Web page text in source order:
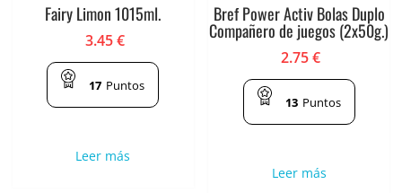
Fairy Limon 1015ml.
3.45€
17 Puntos
Leer más
Bref Power Activ Bolas Duplo
Compañero de juegos (2x50g.)
2.75€
13 Puntos
Leer más